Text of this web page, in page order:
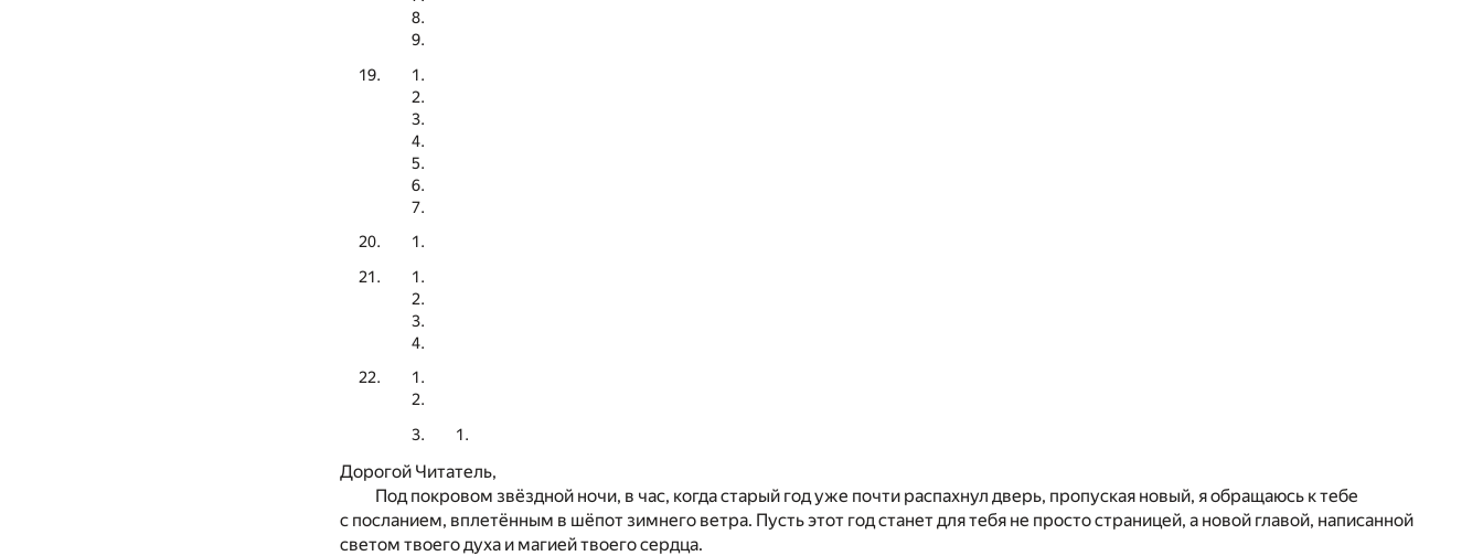
Дорогой Читатель,
Под покровом звёздной ночи, в час, когда старый год уже почти распахнул дверь, пропуская новый, я обращаюсь к тебе
с посланием, вплетённым в шёпот зимнего ветра. Пусть этот год станет для тебя не просто страницей, а новой главой, написанной
светом твоего духа и магией твоего сердца.